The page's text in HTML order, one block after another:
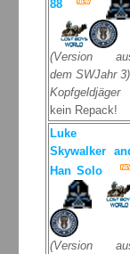
88
(Version
dem SWJahr 3)
Kopfgeldjäger
kein Repack!
Luke
Skywalker
Han Solo
(Version